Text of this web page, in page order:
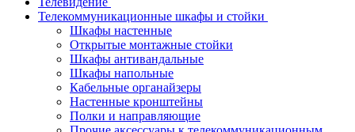
Телекоммуникационные шкафы и стойки
Шкафы настенные
Открытые монтажные стойки
Шкафы антивандальные
Шкафы напольные
Кабельные органайзеры
Настенные кронштейны
Полки и направляющие